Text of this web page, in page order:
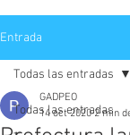
Entrada
Todas las entradas
Todas las entradas
GADPEO
14 oct 2020 2 min